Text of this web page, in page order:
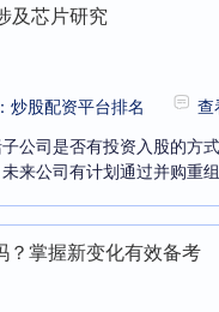
及芯片研究
炒股配资平台排名 查
公司是否有投资入股的方
来公司有计划通过并购重
？掌握新变化有效备考